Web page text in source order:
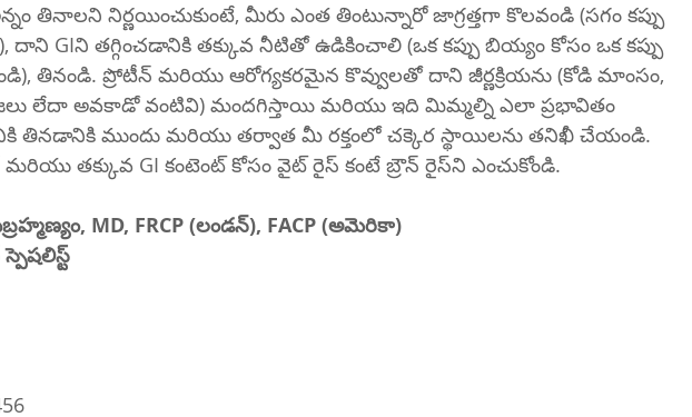
తినాలని నిర్ణయించుకుంటే, మీరు ఎంత తింటున్నారో జాగ్రత్తగా కొలవండి (సగం కప్పు
దాని GIని తగ్గించడానికి తక్కువ నీటితో ఉడికించాలి (ఒక కప్పు బియ్యం కోసం ఒక కప్పు
తినండి. ప్రోటీన్ మరియు ఆరోగ్యకరమైన కొవ్వులతో దాని జీర్ణక్రియను (కోడి మాంసం,
లేదా అవకాడో వంటివి) మందగిస్తాయి మరియు ఇది మిమ్మల్ని ఎలా ప్రభావితం
తినడానికి ముందు మరియు తర్వాత మీ రక్తంలో చక్కెర స్థాయిలను తనిఖీ చేయండి.
వీలైతే, అధిక ఫైబర్ మరియు తక్కువ GI కంటెంట్ కోసం వైట్ రైస్ కంటే బ్రౌన్ రైస్‌ని ఎంచుకోండి.
MD, FRCP (లండన్), FACP (అమెరికా)